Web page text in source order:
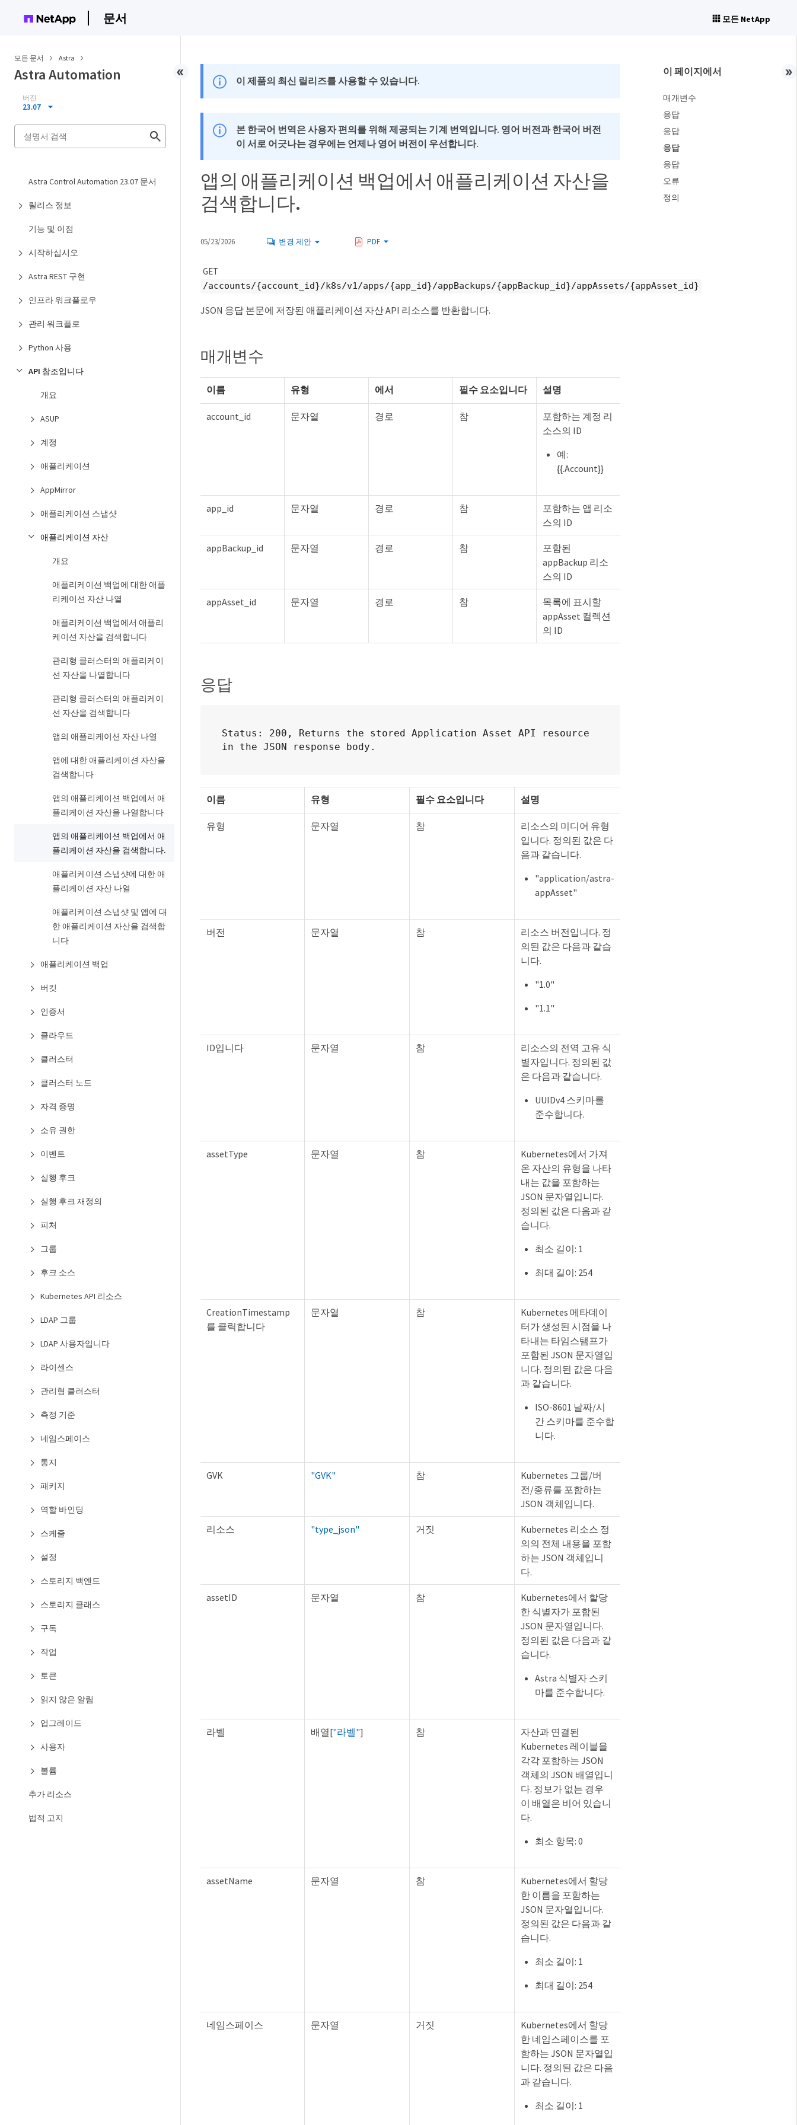
문서 모든 NetApp
모든 문서 Astra
Astra Automation
버전
23.07
Astra Control Automation 23.07 문서
릴리스 정보
기능 및 이점
시작하십시오
Astra REST 구현
인프라 워크플로우
관리 워크플로
Python 사용
API 참조입니다
개요
ASUP
계정
애플리케이션
AppMirror
애플리케이션 스냅샷
애플리케이션 자산
개요
애플리케이션 백업에 대한 애플
리케이션 자산 나열
애플리케이션 백업에서 애플리
케이션 자산을 검색합니다
관리형 클러스터의 애플리케이
션 자산을 나열합니다
관리형 클러스터의 애플리케이
션 자산을 검색합니다
앱의 애플리케이션 자산 나열
앱에 대한 애플리케이션 자산을
검색합니다
앱의 애플리케이션 백업에서 애
플리케이션 자산을 나열합니다
앱의 애플리케이션 백업에서 애
플리케이션 자산을 검색합니다.
애플리케이션 스냅샷에 대한 애
플리케이션 자산 나열
애플리케이션 스냅샷 및 앱에 대
한 애플리케이션 자산을 검색합
니다
애플리케이션 백업
버킷
인증서
클라우드
클러스터
클러스터 노드
자격 증명
소유 권한
이벤트
실행 후크
실행 후크 재정의
피처
그룹
후크 소스
Kubernetes API 리소스
LDAP 그룹
LDAP 사용자입니다
라이센스
관리형 클러스터
측정 기준
네임스페이스
통지
패키지
역할 바인딩
스케줄
설정
스토리지 백엔드
스토리지 클래스
구독
작업
토큰
읽지 않은 알림
업그레이드
사용자
볼륨
추가 리소스
법적 고지
이 제품의 최신 릴리즈를 사용할 수 있습니다.
본 한국어 번역은 사용자 편의를 위해 제공되는 기계 번역입니다. 영어 버전과 한국어 버전
이 서로 어긋나는 경우에는 언제나 영어 버전이 우선합니다.
앱의 애플리케이션 백업에서 애플리케이션 자산을
검색합니다.
05/23/2026 변경 제안 PDF
GET
/accounts/{account_id}/k8s/v1/apps/{app_id}/appBackups/{appBackup_id}/appAssets/{appAsset_id}
JSON 응답 본문에 저장된 애플리케이션 자산 API 리소스를 반환합니다.
매개변수
이름 유형 에서 필수 요소입니다 설명
account_id 문자열 경로 참
포함하는 계정 리
소스의 ID
예:
{{.Account}}
app_id 문자열 경로 참
포함하는 앱 리소
스의 ID
appBackup_id 문자열 경로 참
포함된
appBackup 리소
스의 ID
appAsset_id 문자열 경로 참
목록에 표시할
appAsset 컬렉션
의 ID
응답
Status: 200, Returns the stored Application Asset API resource
in the JSON response body.
이름 유형 필수 요소입니다 설명
유형 문자열 참
리소스의 미디어 유형
입니다. 정의된 값은 다
음과 같습니다.
"application/astra-
appAsset"
버전 문자열 참
리소스 버전입니다. 정
의된 값은 다음과 같습
니다.
"1.0"
"1.1"
ID입니다 문자열 참
리소스의 전역 고유 식
별자입니다. 정의된 값
은 다음과 같습니다.
UUIDv4 스키마를
준수합니다.
assetType 문자열 참
Kubernetes에서 가져
온 자산의 유형을 나타
내는 값을 포함하는
JSON 문자열입니다.
정의된 값은 다음과 같
습니다.
최소 길이: 1
최대 길이: 254
CreationTimestamp
를 클릭합니다
문자열 참
Kubernetes 메타데이
터가 생성된 시점을 나
타내는 타임스탬프가
포함된 JSON 문자열입
니다. 정의된 값은 다음
과 같습니다.
ISO-8601 날짜/시
간 스키마를 준수합
니다.
GVK "GVK" 참
Kubernetes 그룹/버
전/종류를 포함하는
JSON 객체입니다.
리소스 "type_json" 거짓
Kubernetes 리소스 정
의의 전체 내용을 포함
하는 JSON 객체입니
다.
assetID 문자열 참
Kubernetes에서 할당
한 식별자가 포함된
JSON 문자열입니다.
정의된 값은 다음과 같
습니다.
Astra 식별자 스키
마를 준수합니다.
라벨 배열["라벨"] 참
자산과 연결된
Kubernetes 레이블을
각각 포함하는 JSON
객체의 JSON 배열입니
다. 정보가 없는 경우
이 배열은 비어 있습니
다.
최소 항목: 0
assetName 문자열 참
Kubernetes에서 할당
한 이름을 포함하는
JSON 문자열입니다.
정의된 값은 다음과 같
습니다.
최소 길이: 1
최대 길이: 254
네임스페이스 문자열 거짓
Kubernetes에서 할당
한 네임스페이스를 포
함하는 JSON 문자열입
니다. 정의된 값은 다음
과 같습니다.
최소 길이: 1
이 페이지에서
매개변수
응답
응답
응답
응답
오류
정의